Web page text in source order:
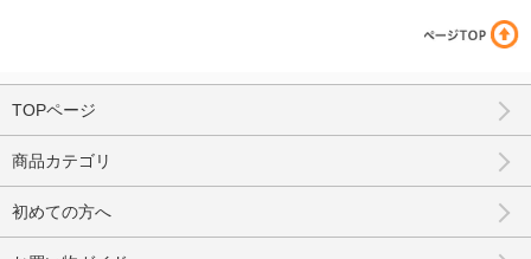
TOPページ
商品カテゴリ
初めての方へ